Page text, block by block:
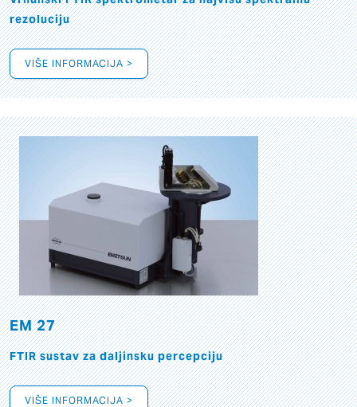
rezoluciju
VIŠE INFORMACIJA >
EM 27
FTIR sustav za daljinsku percepciju
VIŠE INFORMACIJA >